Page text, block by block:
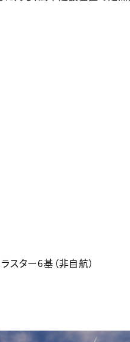
ター6基（非自航）